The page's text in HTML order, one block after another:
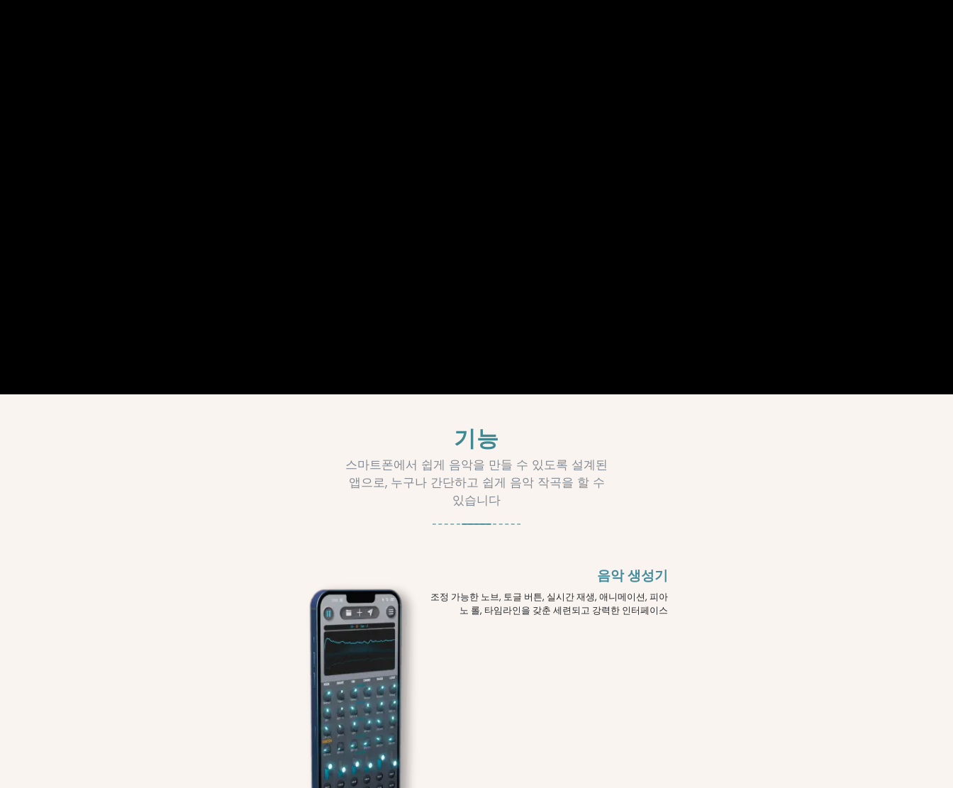
기능
스마트폰에서 쉽게 음악을 만들 수 있도록 설계된
앱으로, 누구나 간단하고 쉽게 음악 작곡을 할 수
있습니다
음악 생성기
조정 가능한 노브, 토글 버튼, 실시간 재생, 애니메이션, 피아
노 롤, 타임라인을 갖춘 세련되고 강력한 인터페이스